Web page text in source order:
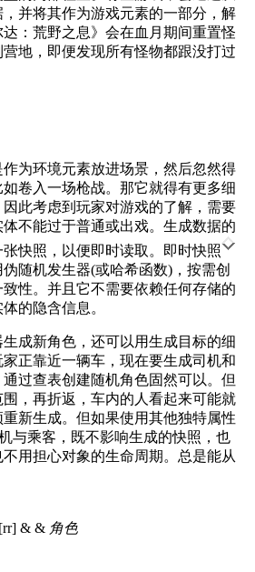
并将其作为游戏元素的一部分，解
：荒野之息》会在血月期间重置怪
地，即便发现所有怪物都跟没打过
为环境元素放进场景，然后忽然得
卷入一场枪战。那它就得有更多细
此考虑到玩家对游戏的了解，需要
不能过于普通或出戏。生成数据的
快照，以便即时读取。即时快照
随机发生器(或哈希函数)，按需创
性。并且它不需要依赖任何存储的
的隐含信息。
成新角色，还可以用生成目标的细
正靠近一辆车，现在要生成司机和
过查表创建随机角色固然可以。但
，再折返，车内的人看起来可能就
新生成。但如果使用其他独特属性
与乘客，既不影响生成的快照，也
用担心对象的生命周期。总是能从
& & 角色